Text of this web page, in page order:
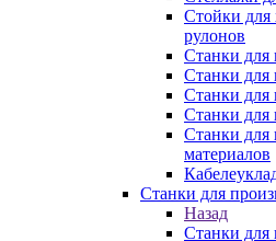
Стойки для
рулонов
Станки для
Станки для
Станки
Станки для
Станки для
материалов
Станки для
Назад
Станки для